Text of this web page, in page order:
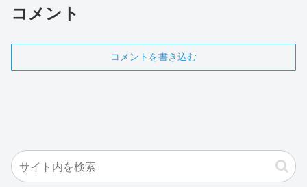
コメント
コメントを書き込む